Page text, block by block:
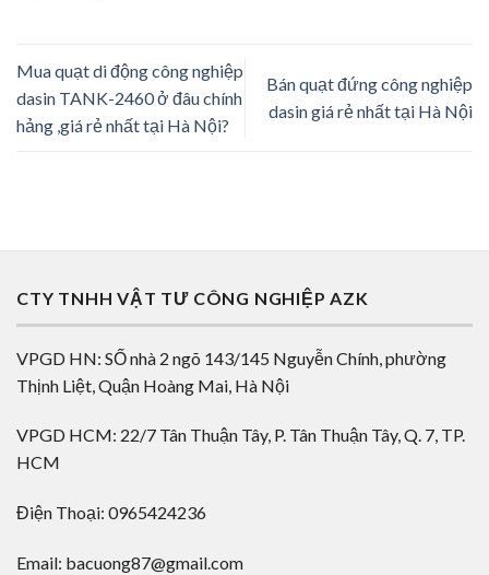
Mua quạt di động công nghiệp
dasin TANK-2460 ở đâu chính
hảng ,giá rẻ nhất tại Hà Nội?
Bán quạt đứng công nghiệp
dasin giá rẻ nhất tại Hà Nội
CTY TNHH VẬT TƯ CÔNG NGHIỆP AZK
VPGD HN: SỐ nhà 2 ngõ 143/145 Nguyễn Chính, phường
Thịnh Liệt, Quận Hoàng Mai, Hà Nội
VPGD HCM: 22/7 Tân Thuận Tây, P. Tân Thuận Tây, Q. 7, TP.
HCM
Điện Thoại: 0965424236
Email: bacuong87@gmail.com